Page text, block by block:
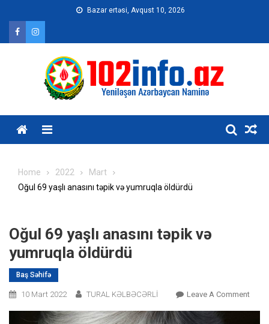
content
Bazar ertəsi, Avqust 10, 2026
Home 2022
Mart
Oğul 69 yaşlı anasını təpik və yumruqla öldürdü
Oğul 69 yaşlı anasını təpik və
yumruqla öldürdü
Baş Səhifə
10 Mart 2022 TURAL KƏLBƏCƏRLİ Leave A CommentOn